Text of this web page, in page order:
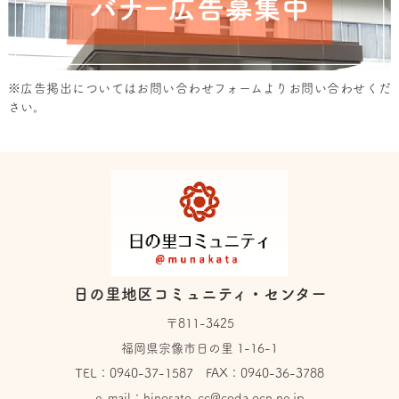
※広告掲出については お問い合わせフォーム よりお問い合わせくだ
さい。
日の里地区コミュニティ・センター
〒811-3425
福岡県宗像市日の里 1-16-1
TEL： 0940-37-1587 FAX：0940-36-3788